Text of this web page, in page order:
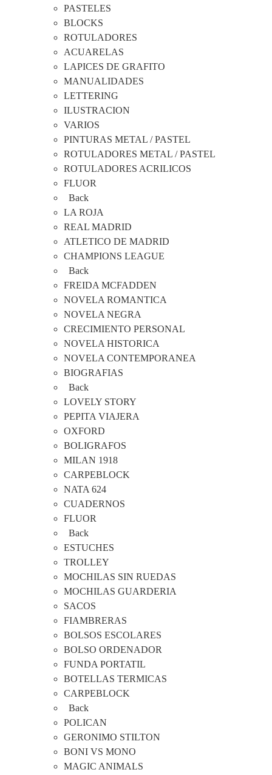
PASTELES
BLOCKS
ROTULADORES
ACUARELAS
LAPICES DE GRAFITO
MANUALIDADES
LETTERING
ILUSTRACION
VARIOS
PINTURAS METAL / PASTEL
ROTULADORES METAL / PASTEL
ROTULADORES ACRILICOS
FLUOR
Back
LA ROJA
REAL MADRID
ATLETICO DE MADRID
CHAMPIONS LEAGUE
Back
FREIDA MCFADDEN
NOVELA ROMANTICA
NOVELA NEGRA
CRECIMIENTO PERSONAL
NOVELA HISTORICA
NOVELA CONTEMPORANEA
BIOGRAFIAS
Back
LOVELY STORY
PEPITA VIAJERA
OXFORD
BOLIGRAFOS
MILAN 1918
CARPEBLOCK
NATA 624
CUADERNOS
FLUOR
Back
ESTUCHES
TROLLEY
MOCHILAS SIN RUEDAS
MOCHILAS GUARDERIA
SACOS
FIAMBRERAS
BOLSOS ESCOLARES
BOLSO ORDENADOR
FUNDA PORTATIL
BOTELLAS TERMICAS
CARPEBLOCK
Back
POLICAN
GERONIMO STILTON
BONI VS MONO
MAGIC ANIMALS